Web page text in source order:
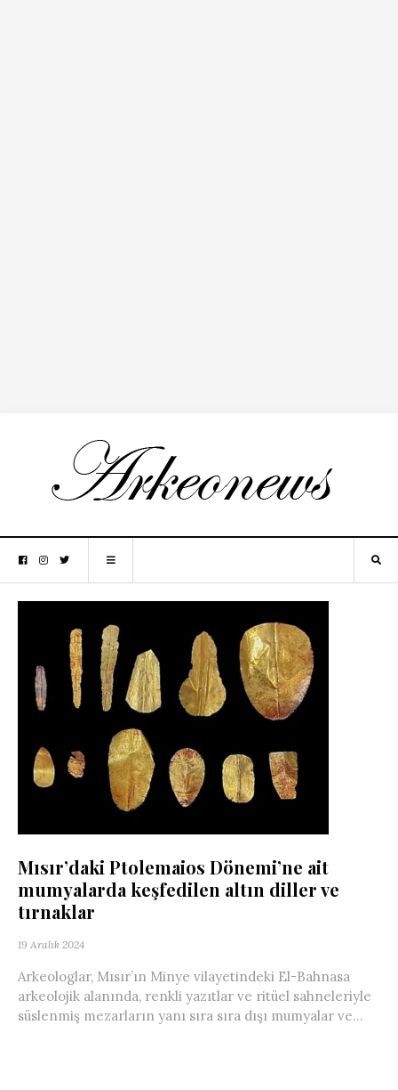
Mısır’daki Ptolemaios Dönemi’ne ait
mumyalarda keşfedilen altın diller ve
tırnaklar
19 Aralık 2024
Arkeologlar, Mısır’ın Minye vilayetindeki El-Bahnasa
arkeolojik alanında, renkli yazıtlar ve ritüel sahneleriyle
süslenmiş mezarların yanı sıra sıra dışı mumyalar ve...